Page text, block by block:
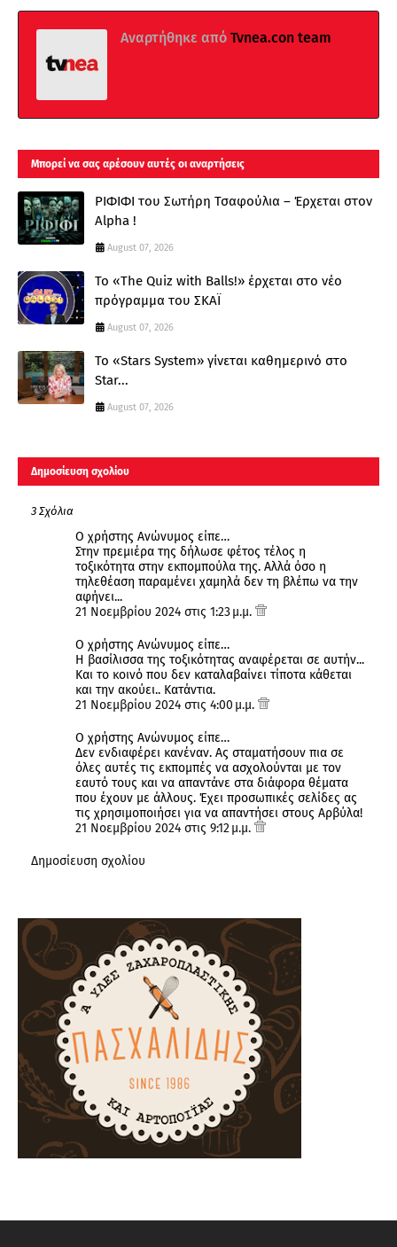
Αναρτήθηκε από Tvnea.con team
Μπορεί να σας αρέσουν αυτές οι αναρτήσεις
ΡΙΦΙΦΙ του Σωτήρη Τσαφούλια – Έρχεται στον
Alpha !
August 07, 2026
Το «The Quiz with Balls!» έρχεται στο νέο
πρόγραμμα του ΣΚΑΪ
August 07, 2026
Το «Stars System» γίνεται καθημερινό στο
Star...
August 07, 2026
Δημοσίευση σχολίου
3 Σχόλια
Ο χρήστης Ανώνυμος είπε…
Στην πρεμιέρα της δήλωσε φέτος τέλος η
τοξικότητα στην εκπομπούλα της. Αλλά όσο η
τηλεθέαση παραμένει χαμηλά δεν τη βλέπω να την
αφήνει...
21 Νοεμβρίου 2024 στις 1:23 μ.μ.
Ο χρήστης Ανώνυμος είπε…
Η βασίλισσα της τοξικότητας αναφέρεται σε αυτήν...
Και το κοινό που δεν καταλαβαίνει τίποτα κάθεται
και την ακούει.. Κατάντια.
21 Νοεμβρίου 2024 στις 4:00 μ.μ.
Ο χρήστης Ανώνυμος είπε…
Δεν ενδιαφέρει κανέναν. Ας σταματήσουν πια σε
όλες αυτές τις εκπομπές να ασχολούνται με τον
εαυτό τους και να απαντάνε στα διάφορα θέματα
που έχουν με άλλους. Έχει προσωπικές σελίδες ας
τις χρησιμοποιήσει για να απαντήσει στους Αρβύλα!
21 Νοεμβρίου 2024 στις 9:12 μ.μ.
Δημοσίευση σχολίου